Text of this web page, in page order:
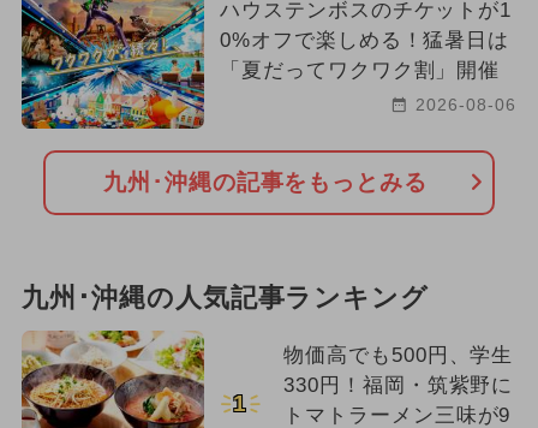
2026年4月のイベント 職業体験
春休み 2024年4月のイベント
冬休み 2026年6月のイベント
ハウステンボスのチケットが1
0%オフで楽しめる！猛暑日は
「夏だってワクワク割」開催
2026-08-06
九州･沖縄の記事をもっとみる
九州･沖縄の人気記事ランキング
1
物価高でも500円、学生
330円！福岡・筑紫野に
トマトラーメン三味が9